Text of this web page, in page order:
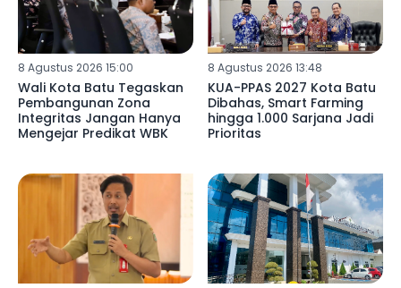
8 Agustus 2026 15:00
Wali Kota Batu Tegaskan
Pembangunan Zona
Integritas Jangan Hanya
Mengejar Predikat WBK
8 Agustus 2026 13:48
KUA-PPAS 2027 Kota Batu
Dibahas, Smart Farming
hingga 1.000 Sarjana Jadi
Prioritas